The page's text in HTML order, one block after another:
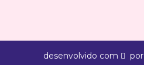
desenvolvido com por